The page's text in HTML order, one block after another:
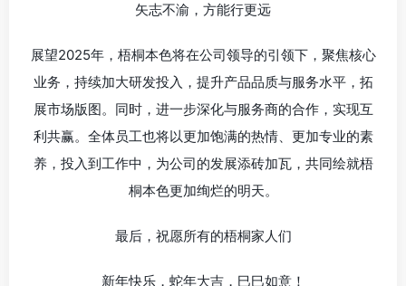
矢志不渝，方能行更远
展望2025年，梧桐本色将在公司领导的引领下，聚焦核心
业务，持续加大研发投入，提升产品品质与服务水平，拓
展市场版图。同时，进一步深化与服务商的合作，实现互
利共赢。全体员工也将以更加饱满的热情、更加专业的素
养，投入到工作中，为公司的发展添砖加瓦，共同绘就梧
桐本色更加绚烂的明天。
最后，祝愿所有的梧桐家人们
新年快乐，蛇年大吉，巳巳如意！